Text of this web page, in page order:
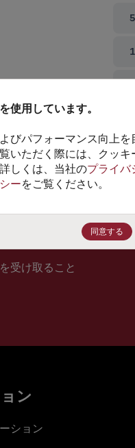
価
受け取ること
使用しています。
びパフォーマンス向上を
いただく際には、クッキ
しくは、当社のプライバ
ーをご覧ください。
同意する
ン
ション